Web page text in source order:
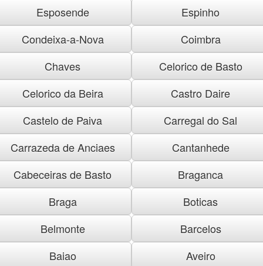
Esposende
Espinho
Condeixa-a-Nova
Coimbra
Chaves
Celorico de Basto
Celorico da Beira
Castro Daire
Castelo de Paiva
Carregal do Sal
Carrazeda de Anciaes
Cantanhede
Cabeceiras de Basto
Braganca
Braga
Boticas
Belmonte
Barcelos
Baiao
Aveiro